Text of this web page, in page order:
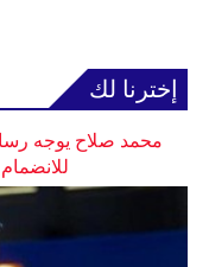
إخترنا لك
محمد صلاح يوجه